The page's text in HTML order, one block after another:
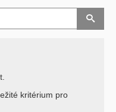
kritérium pro